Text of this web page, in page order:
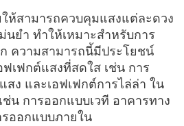
ห้สามารถควบคุมแสงแต่ละดวง
ยำ ทำให้เหมาะสำหรับการ
ความสามารถนี้มีประโยชน์
ฟเฟกต์แสงที่สดใส เช่น การ
สง และเอฟเฟกต์การไล่ล่า ใน
น การออกแบบเวที อาคารทาง
ออกแบบภายใน